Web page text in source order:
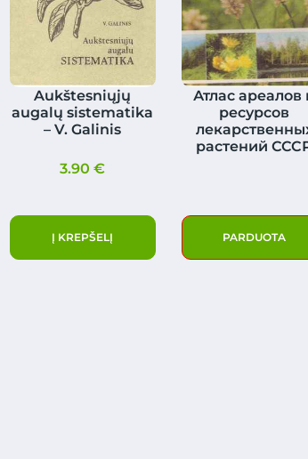
Aukštesniųjų
augalų sistematika
– V. Galinis
3.90€
Į KREPŠELĮ
Атлас ареалов
ресурсов
растений
PARDUOTA